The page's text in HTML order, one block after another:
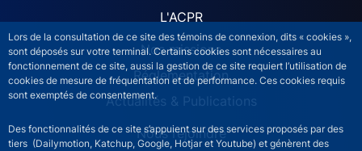
Lors de la consultation de ce site des témoins de connexion, dits « cookies »,
sont déposés sur votre terminal. Certains cookies sont nécessaires au
fonctionnement de ce site, aussi la gestion de ce site requiert l’utilisation de
cookies de mesure de fréquentation et de performance. Ces cookies requis
sont exemptés de consentement.
Des fonctionnalités de ce site s’appuient sur des services proposés par des
tiers (Dailymotion, Katchup, Google, Hotjar et Youtube) et génèrent des
L'ACPR
Nos missions
Réglementation
Actualités & Publications
Nous rejoindre